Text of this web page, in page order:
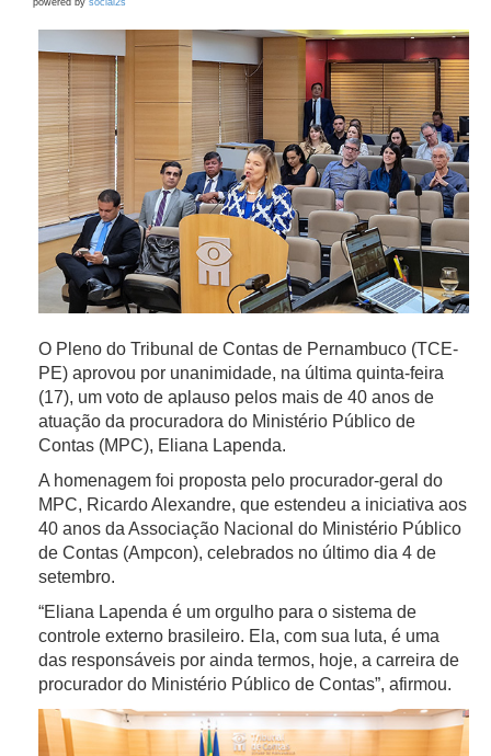
powered by social2s
O Pleno do Tribunal de Contas de Pernambuco (TCE-
PE) aprovou por unanimidade, na última quinta-feira
(17), um voto de aplauso pelos mais de 40 anos de
atuação da procuradora do Ministério Público de
Contas (MPC), Eliana Lapenda.
A homenagem foi proposta pelo procurador-geral do
MPC, Ricardo Alexandre, que estendeu a iniciativa aos
40 anos da Associação Nacional do Ministério Público
de Contas (Ampcon), celebrados no último dia 4 de
setembro.
“Eliana Lapenda é um orgulho para o sistema de
controle externo brasileiro. Ela, com sua luta, é uma
das responsáveis por ainda termos, hoje, a carreira de
procurador do Ministério Público de Contas”, afirmou.